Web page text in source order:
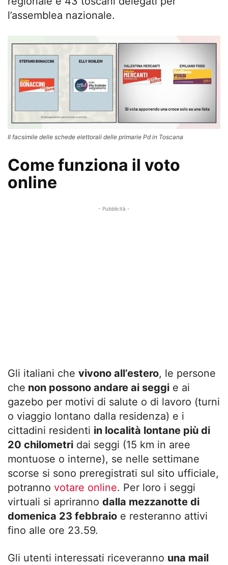
l’assemblea nazionale.
Il facsimile delle schede elettorali delle primarie Pd in Toscana
Come funziona il voto
online
- Pubblicità -
Gli italiani che vivono all’estero, le persone
che non possono andare ai seggi e ai
gazebo per motivi di salute o di lavoro (turni
o viaggio lontano dalla residenza) e i
cittadini residenti in località lontane più di
20 chilometri dai seggi (15 km in aree
montuose o interne), se nelle settimane
scorse si sono preregistrati sul sito ufficiale,
potranno votare online. Per loro i seggi
virtuali si apriranno dalla mezzanotte di
domenica 23 febbraio e resteranno attivi
fino alle ore 23.59.
Gli utenti interessati riceveranno una mail